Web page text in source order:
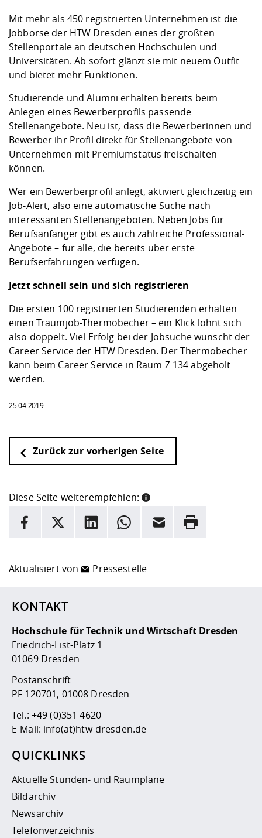
Vorbereitung
Checkliste zum
Studien- und
und Physik
Digitales Lernen
Jobs, Praktika,
Studieren in
Lebenslagen
Studentenwerk
Angebote der
Arbeit
Lehren,
Weiterbilden im
Formulare und
Internationale
Formulare und
FIS -
Prototyping und
Gründung und
Kooperationen
Kontakt &
Förderverein
Gremien und
Landbau/
Kontakt und Anfahrt
Mit mehr als 450 registrierten Unternehmen ist die
Jobbörse der HTW Dresden eines der größten
Stellenportale an deutschen Hochschulen und
Universitäten. Ab sofort glänzt sie mit neuem Outfit
und bietet mehr Funktionen.
Studierende und Alumni erhalten bereits beim
Anlegen eines Bewerberprofils passende
Stellenangebote. Neu ist, dass die Bewerberinnen und
Bewerber ihr Profil direkt für Stellenangebote von
Unternehmen mit Premiumstatus freischalten
können.
Wer ein Bewerberprofil anlegt, aktiviert gleichzeitig ein
Job-Alert, also eine automatische Suche nach
interessanten Stellenangeboten. Neben Jobs für
Berufsanfänger gibt es auch zahlreiche Professional-
Angebote – für alle, die bereits über erste
Berufserfahrungen verfügen.
Jetzt schnell sein und sich registrieren
Die ersten 100 registrierten Studierenden erhalten
einen Traumjob-Thermobecher – ein Klick lohnt sich
also doppelt. Viel Erfolg bei der Jobsuche wünscht der
Career Service der HTW Dresden. Der Thermobecher
kann beim Career Service in Raum Z 134 abgeholt
werden.
25.04.2019
Zurück zur vorherigen Seite
Diese Seite weiterempfehlen:
INFORMATION
Hier stehen weitere Informationen und ein Link zur
Facebook
X LinkedInWhatsappE-Mail Drucken
Aktualisiert von Pressestelle
KONTAKT
Hochschule für Technik und Wirtschaft Dresden
Friedrich-List-Platz 1
01069 Dresden
Postanschrift
PF 120701, 01008 Dresden
Tel.: +49 (0)351 4620
E-Mail: info(at)htw-dresden.de
QUICKLINKS
Aktuelle Stunden- und Raumpläne
Bildarchiv
Newsarchiv
Telefonverzeichnis